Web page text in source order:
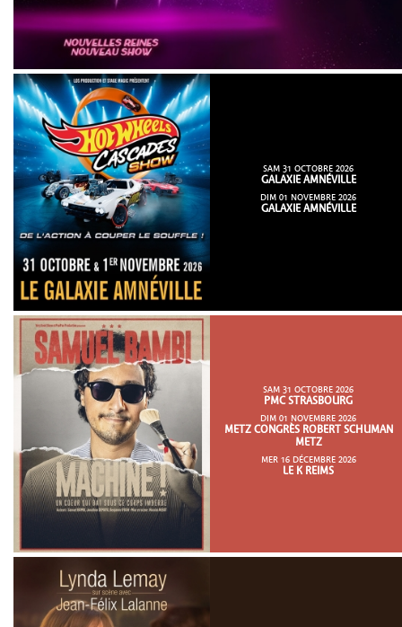
SAM 31 OCTOBRE 2026
GALAXIE AMNÉVILLE
DIM 01 NOVEMBRE 2026
GALAXIE AMNÉVILLE
SAM 31 OCTOBRE 2026
PMC STRASBOURG
DIM 01 NOVEMBRE 2026
METZ CONGRÈS ROBERT SCHUMAN
METZ
MER 16 DÉCEMBRE 2026
LE K REIMS